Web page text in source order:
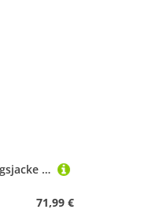
Joy Sportswear Trainingsjacke Jacke ELIJAH
71,99 €